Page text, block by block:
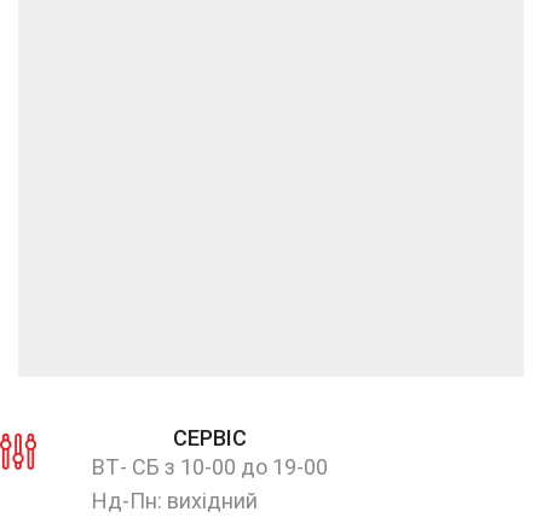
СЕРВІС
ВТ- СБ з 10-00 до 19-00
Нд-Пн: вихідний